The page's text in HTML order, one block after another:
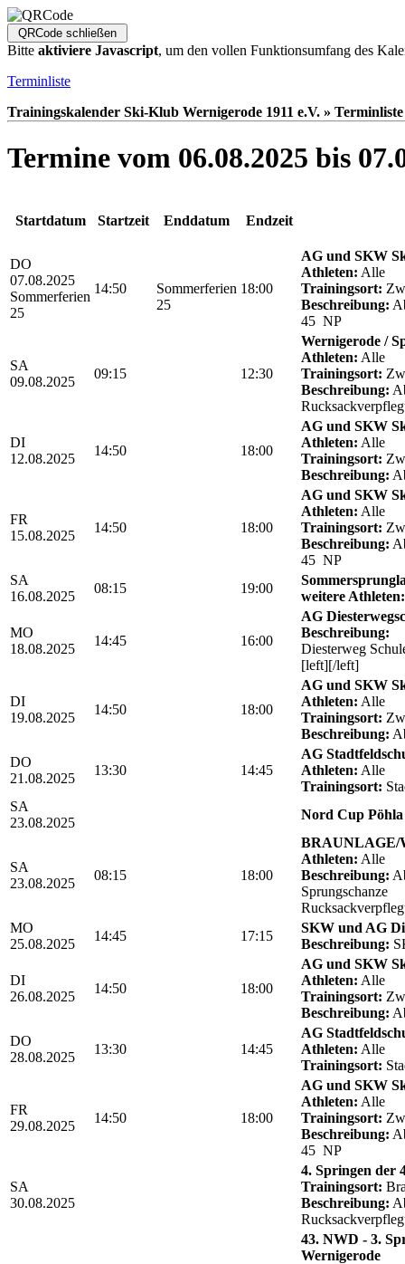
Bitte aktiviere Javascript, um den vollen Funktionsumfang des
Terminliste
Trainingskalender Ski-Klub Wernigerode 1911 e.V. » Terminliste
Termine vom 06.08.2025 bis
Startdatum Startzeit Enddatum Endzeit
DO
07.08.2025
Sommerferien
25
14:50
Sommerferien
25
18:00
AG und SKW
Athleten: Alle
Trainingsort:
Beschreibung:
45 NP
SA
09.08.2025
09:15 12:30
Wernigerode /
Athleten: Alle
Trainingsort:
Beschreibung:
DI
12.08.2025
14:50 18:00
AG und SKW
Athleten: Alle
Trainingsort:
Beschreibung:
FR
15.08.2025
14:50 18:00
AG und SKW
Athleten: Alle
Trainingsort:
Beschreibung:
45 NP
SA
16.08.2025
08:15 19:00
weitere Athleten:
MO
18.08.2025
14:45 16:00
AG
Beschreibung:
Diesterweg
[left][/left]
DI
19.08.2025
14:50 18:00
AG und SKW
Athleten: Alle
Trainingsort:
Beschreibung:
DO
21.08.2025
13:30 14:45
AG
Athleten: Alle
Trainingsort:
SA
23.08.2025
Nord Cup Pöhla
SA
23.08.2025
08:15 18:00
BRAUNLAGE/
Athleten: Alle
Beschreibung:
Sprungschanze
MO
25.08.2025
14:45 17:15
SKW und AG
Beschreibung:
DI
26.08.2025
14:50 18:00
AG und SKW
Athleten: Alle
Trainingsort:
Beschreibung:
DO
28.08.2025
13:30 14:45
AG
Athleten: Alle
Trainingsort:
FR
29.08.2025
14:50 18:00
AG und SKW
Athleten: Alle
Trainingsort:
Beschreibung:
45 NP
SA
30.08.2025
4. Springen der
Trainingsort:
Beschreibung:
43. NWD - 3.
Wernigerode